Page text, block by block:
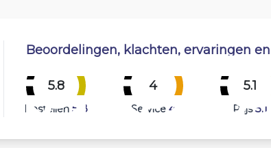
Beoordelingen, klachten, ervaringen
5.8
Bestellen 5.8
4
Service 4
5.1
Prijs 5.1